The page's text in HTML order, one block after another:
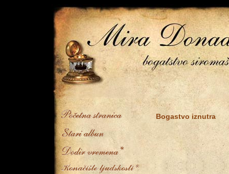
Bogastvo iznutra